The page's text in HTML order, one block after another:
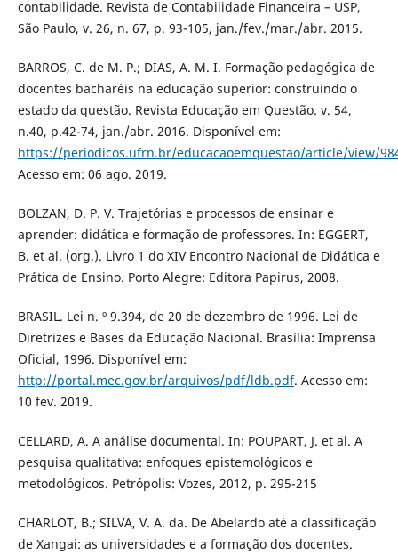
contabilidade. Revista de Contabilidade Financeira – USP,
São Paulo, v. 26, n. 67, p. 93-105, jan./fev./mar./abr. 2015.
BARROS, C. de M. P.; DIAS, A. M. I. Formação pedagógica de
docentes bacharéis na educação superior: construindo o
estado da questão. Revista Educação em Questão. v. 54,
n.40, p.42-74, jan./abr. 2016. Disponível em:
https://periodicos.ufrn.br/educacaoemquestao/article/view/
Acesso em: 06 ago. 2019.
BOLZAN, D. P. V. Trajetórias e processos de ensinar e
aprender: didática e formação de professores. In: EGGERT,
B. et al. (org.). Livro 1 do XIV Encontro Nacional de Didática e
Prática de Ensino. Porto Alegre: Editora Papirus, 2008.
BRASIL. Lei n. º 9.394, de 20 de dezembro de 1996. Lei de
Diretrizes e Bases da Educação Nacional. Brasília: Imprensa
Oficial, 1996. Disponível em:
http://portal.mec.gov.br/arquivos/pdf/ldb.pdf. Acesso em:
10 fev. 2019.
CELLARD, A. A análise documental. In: POUPART, J. et al. A
pesquisa qualitativa: enfoques epistemológicos e
metodológicos. Petrópolis: Vozes, 2012, p. 295-215
CHARLOT, B.; SILVA, V. A. da. De Abelardo até a classificação
de Xangai: as universidades e a formação dos docentes.